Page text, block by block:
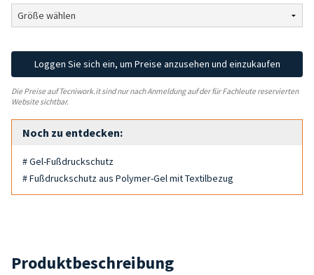
Loggen Sie sich ein, um Preise anzusehen und einzukaufen
Die Preise auf Tecniwork.it sind nur nach Anmeldung auf der für Fachleute reservierten
Website sichtbar.
Noch zu entdecken:
# Gel-Fußdruckschutz
# Fußdruckschutz aus Polymer-Gel mit Textilbezug
Produktbeschreibung